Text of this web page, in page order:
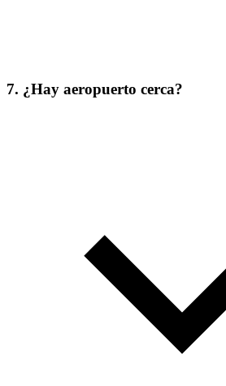
7. ¿Hay aeropuerto cerca?